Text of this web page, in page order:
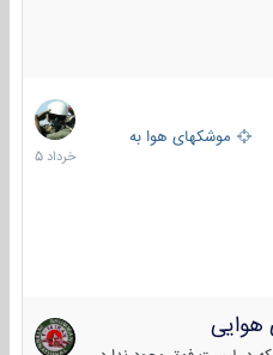
موشکهای هوا به سطح
30
خرداد
1405
7
مرداد